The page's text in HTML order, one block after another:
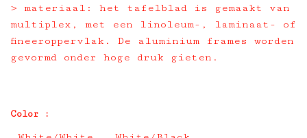
> materiaal: het tafelblad is gemaakt van
multiplex, met een linoleum-, laminaat- of
fineeroppervlak. De aluminium frames worden
gevormd onder hoge druk gieten.
Color :